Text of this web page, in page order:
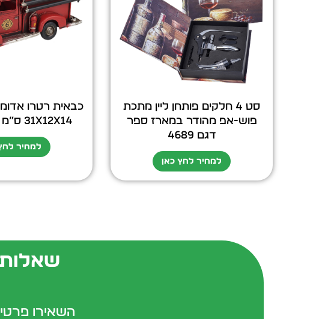
סט 4 חלקים פותחן ליין מתכת
פוש-אפ מהודר במארז ספר
דגם 4689
למחיר לחץ כאן
כבאית רטרו
31X12X14 ס”מ דגם 4457
למחיר
השאירו